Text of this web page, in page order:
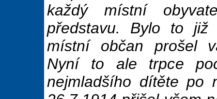
každý místní
představu. Bylo to
místní občan prošel
Nyní to ale trpce
nejmladšího dítěte po